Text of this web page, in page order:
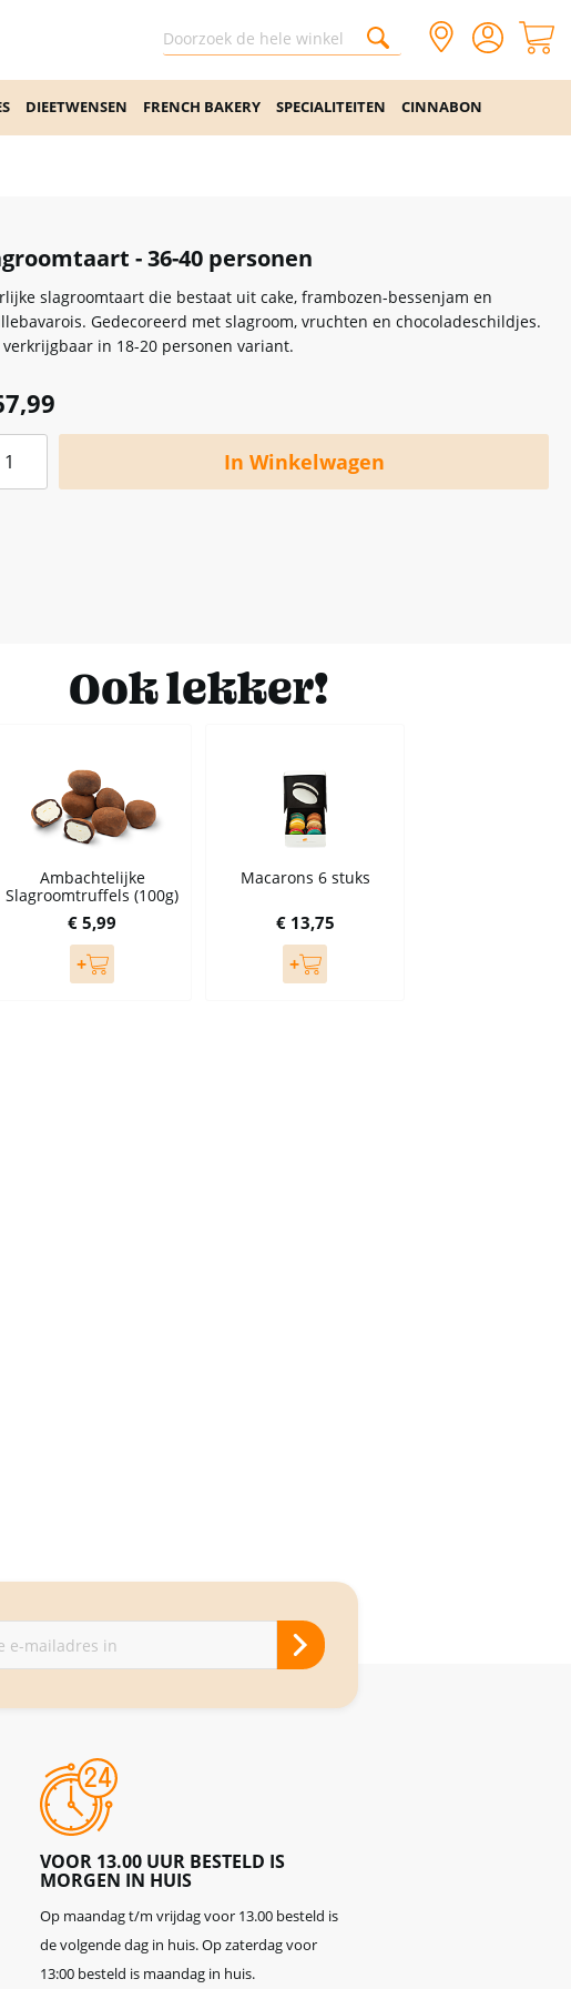
DIEETWENSEN FRENCH BAKERY SPECIALITEITEN CINNABON
- 36-40 personen
slagroomtaart die bestaat uit cake, frambozen-bessenjam en
Gedecoreerd met slagroom, vruchten en chocoladeschildjes.
verkrijgbaar in 18-20 personen variant.
In Winkelwagen
Ook lekker!
Ambachtelijke
Slagroomtruffels (100g)
€ 5,99
Macarons 6 stuks
€ 13,75
VOOR 13.00 UUR BESTELD IS
MORGEN IN HUIS
Op maandag t/m vrijdag voor 13.00 besteld is
de volgende dag in huis. Op zaterdag voor
13:00 besteld is maandag in huis.